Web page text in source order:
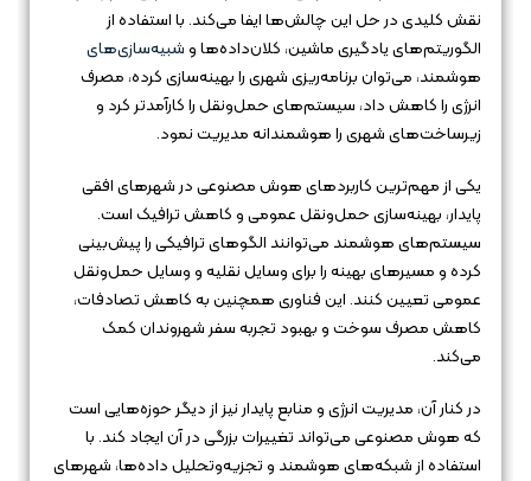
نقش کلیدی در حل این چالش‌ها ایفا می‌کند. با استفاده از
الگوریتم‌های یادگیری ماشین، کلان‌داده‌ها وشبیه‌سازی‌های
هوشمند، می‌توان برنامه‌ریزی شهری را بهینه‌سازی کرده، مصرف
انرژی را کاهش داد، سیستم‌های حمل‌ونقل را کارآمدتر کرد و
زیرساخت‌های شهری را هوشمندانه مدیریت نمود.
یکی از مهم‌ترین کاربردهای هوش مصنوعی در شهرهای افقی
پایدار، بهینه‌سازی حمل‌ونقل عمومی و کاهش ترافیک است.
سیستم‌های هوشمند می‌توانند الگوهای ترافیکی را پیش‌بینی
کرده و مسیرهای بهینه را برای وسایل نقلیه و وسایل حمل‌ونقل
عمومی تعیین کنند. این فناوری همچنین به کاهش تصادفات،
کاهش مصرف سوخت و بهبود تجربه سفر شهروندان کمک
می‌کند.
در کنار آن، مدیریت انرژی و منابع پایدار نیز از دیگر حوزه‌هایی است
که هوش مصنوعی می‌تواند تغییرات بزرگی در آن ایجاد کند. با
استفاده از شبکه‌های هوشمند و تجزیه‌وتحلیل داده‌ها، شهرهای